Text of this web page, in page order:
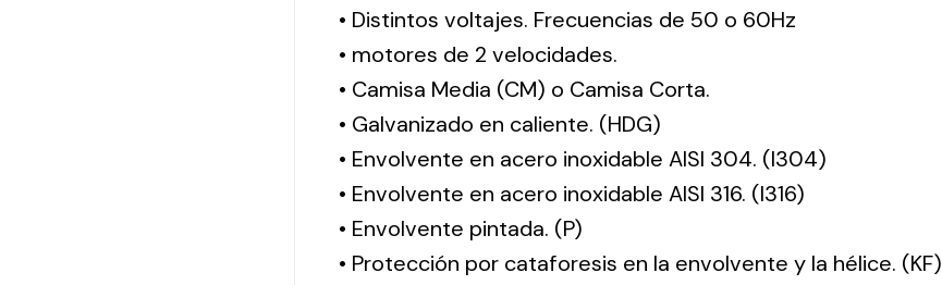
• Distintos voltajes. Frecuencias de 50 o 60Hz
• motores de 2 velocidades.
• Camisa Media (CM) o Camisa Corta.
• Galvanizado en caliente. (HDG)
• Envolvente en acero inoxidable AISI 304. (I304)
• Envolvente en acero inoxidable AISI 316. (I316)
• Envolvente pintada. (P)
• Protección por cataforesis en la envolvente y la hélice. (KF)